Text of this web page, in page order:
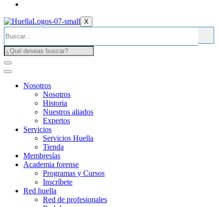
X
Nosotros
Nosotros
Historia
Nuestros aliados
Expertos
Servicios
Servicios Huella
Tienda
Membresías
Academia forense
Programas y Cursos
Inscríbete
Red huella
Red de profesionales